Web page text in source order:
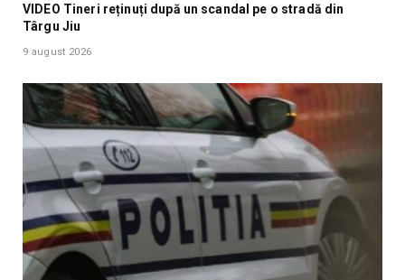
VIDEO Tineri reținuți după un scandal pe o stradă din
Târgu Jiu
9 august 2026